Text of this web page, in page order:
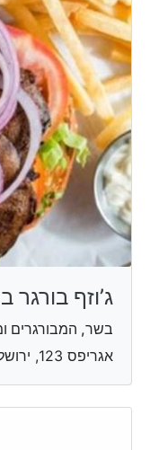
ג’וזף בורגר
בשר, המבורגרים
אגריפס 123, ירושלים